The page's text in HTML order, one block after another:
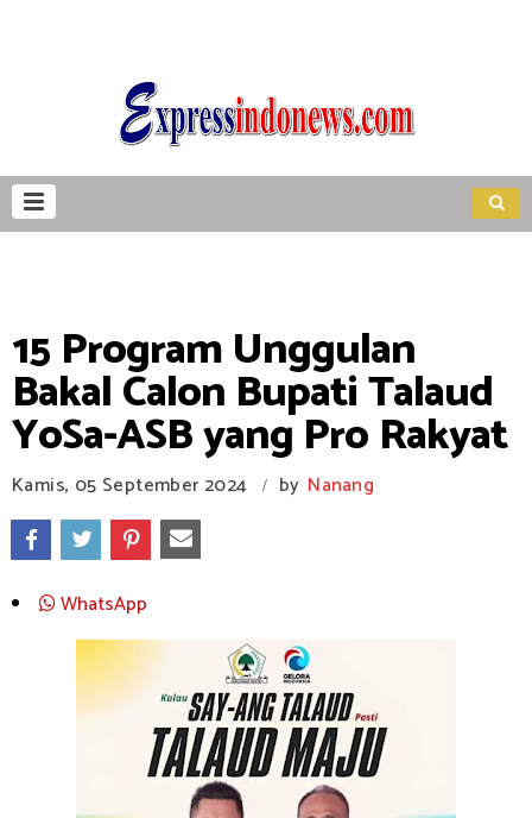
15 Program Unggulan
Bakal Calon Bupati Talaud
YoSa-ASB yang Pro Rakyat
Kamis, 05 September 2024 / by Nanang
WhatsApp